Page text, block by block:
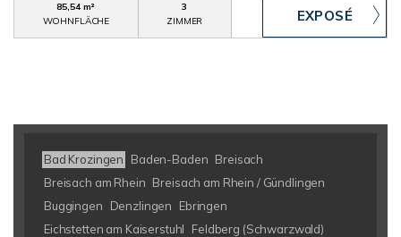
85,54 m²
WOHNFLÄCHE
3
ZIMMER
Bad Krozingen Baden-Baden Breisach
Breisach am Rhein Breisach am Rhein / Gündlingen
Buggingen
Denzlingen
Ebringen
Eichstetten am Kaiserstuhl
Feldberg (Schwarzwald)